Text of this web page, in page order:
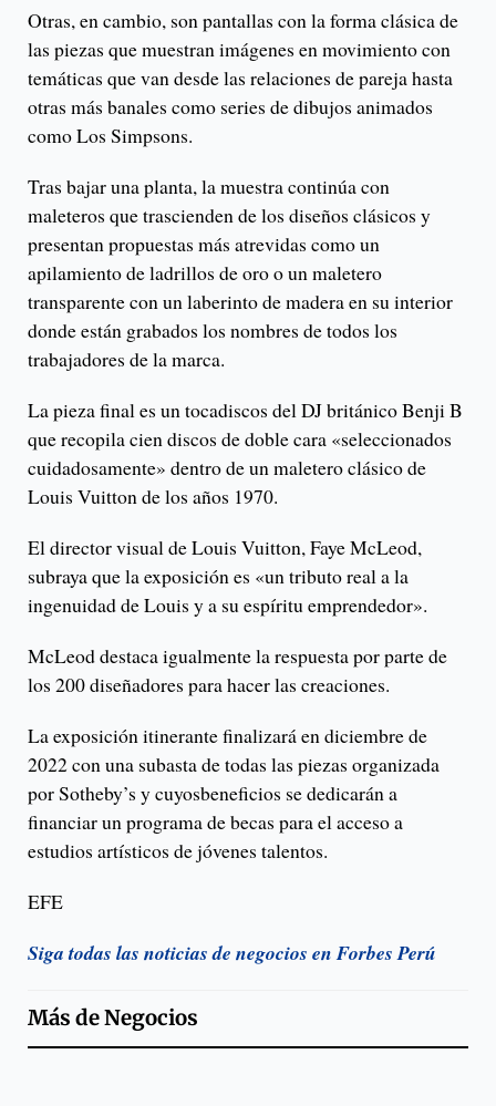
Otras, en cambio, son pantallas con la forma clásica de
las piezas que muestran imágenes en movimiento con
temáticas que van desde las relaciones de pareja hasta
otras más banales como series de dibujos animados
como Los Simpsons.
Tras bajar una planta, la muestra continúa con
maleteros que trascienden de los diseños clásicos y
presentan propuestas más atrevidas como un
apilamiento de ladrillos de oro o un maletero
transparente con un laberinto de madera en su interior
donde están grabados los nombres de todos los
trabajadores de la marca.
La pieza final es un tocadiscos del DJ británico Benji B
que recopila cien discos de doble cara «seleccionados
cuidadosamente» dentro de un maletero clásico de
Louis Vuitton de los años 1970.
El director visual de Louis Vuitton, Faye McLeod,
subraya que la exposición es «un tributo real a la
ingenuidad de Louis y a su espíritu emprendedor».
McLeod destaca igualmente la respuesta por parte de
los 200 diseñadores para hacer las creaciones.
La exposición itinerante finalizará en diciembre de
2022 con una subasta de todas las piezas organizada
por Sotheby’s y cuyosbeneficios se dedicarán a
financiar un programa de becas para el acceso a
estudios artísticos de jóvenes talentos.
EFE
Siga todas las noticias de negocios en Forbes Perú
Más deNegocios